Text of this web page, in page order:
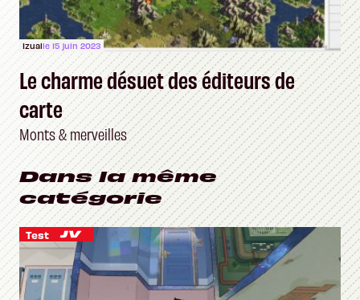
Izualle 15 juin 2023
Le charme désuet des éditeurs de
carte
Monts & merveilles
Dans la même
catégorie
Test